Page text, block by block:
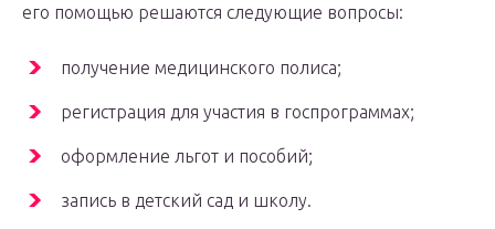
его помощью решаются следующие вопросы:
получение медицинского полиса;
регистрация для участия в госпрограммах;
оформление льгот и пособий;
запись в детский сад и школу.